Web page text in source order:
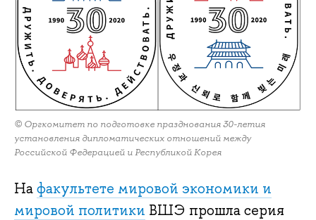
© Оргкомитет по подготовке празднования 30-летия
установления дипломатических отношений между
Российской Федерацией и Республикой Корея
Нафакультете мировой экономики и
мировой политики ВШЭ прошла серия